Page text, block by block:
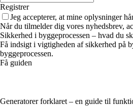
Registrer
Jeg accepterer, at mine oplysninger
Når du tilmelder dig vores nyhedsbrev,
Sikkerhed i byggeprocessen – hvad du
Få indsigt i vigtigheden af sikkerhed på
byggeprocessen.
Få guiden
Generatorer forklaret – en guide til